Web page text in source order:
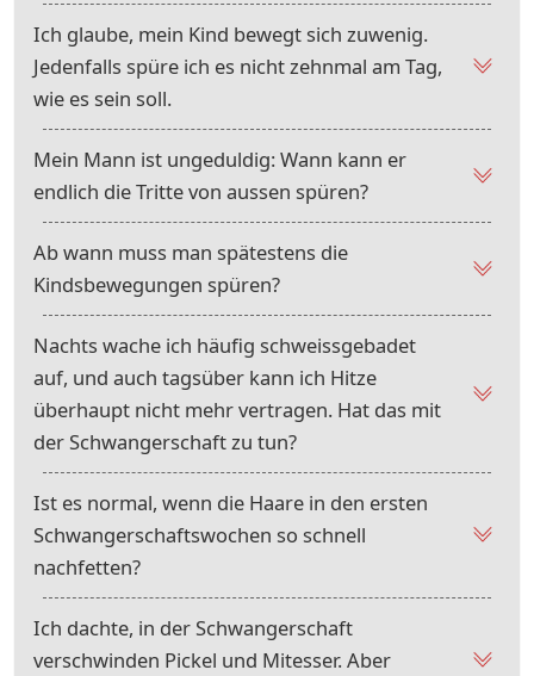
Ich glaube, mein Kind bewegt sich zuwenig.
Jedenfalls spüre ich es nicht zehnmal am Tag,
wie es sein soll.
Mein Mann ist ungeduldig: Wann kann er
endlich die Tritte von aussen spüren?
Ab wann muss man spätestens die
Kindsbewegungen spüren?
Nachts wache ich häufig schweissgebadet
auf, und auch tagsüber kann ich Hitze
überhaupt nicht mehr vertragen. Hat das mit
der Schwangerschaft zu tun?
Ist es normal, wenn die Haare in den ersten
Schwangerschaftswochen so schnell
nachfetten?
Ich dachte, in der Schwangerschaft
verschwinden Pickel und Mitesser. Aber